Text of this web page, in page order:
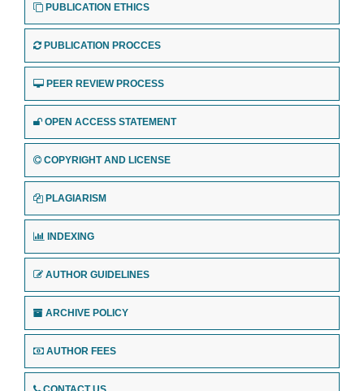
PUBLICATION ETHICS
PUBLICATION PROCCES
PEER REVIEW PROCESS
OPEN ACCESS STATEMENT
COPYRIGHT AND LICENSE
PLAGIARISM
INDEXING
AUTHOR GUIDELINES
ARCHIVE POLICY
AUTHOR FEES